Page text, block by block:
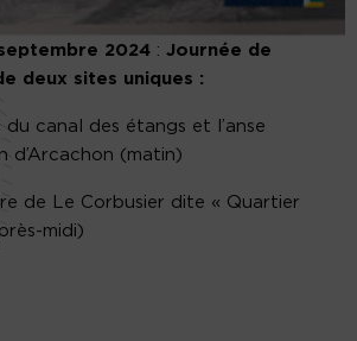
2024 :Journée de
deux sites uniques :
du canal des étangs et l’anse
d’Arcachon (matin)
de Le Corbusier dite « Quartier
midi)